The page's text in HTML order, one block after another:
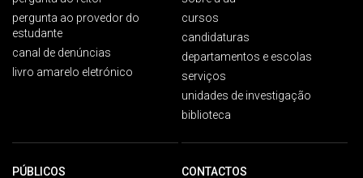
pergunta ao provedor do
estudante
canal de denúncias
livro amarelo eletrónico
cursos
candidaturas
departamentos e escolas
serviços
unidades de investigação
biblioteca
PÚBLICOS CONTACTOS